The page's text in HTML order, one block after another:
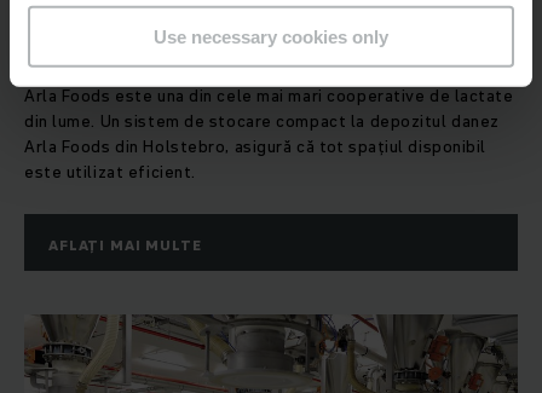
Use necessary cookies only
SOLUȚII COMPLETE PENTRU DEPOZITUL ARLA FOODS
Sisteme de depozitare pe înălțime
Arla Foods este una din cele mai mari cooperative de lactate
din lume. Un sistem de stocare compact la depozitul danez
Arla Foods din Holstebro, asigură că tot spațiul disponibil
este utilizat eficient.
AFLAȚI MAI MULTE